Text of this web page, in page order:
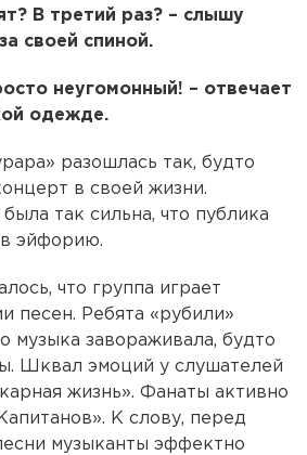
В третий раз? – слышу
своей спиной.
неугомонный! – отвечает
одежде.
разошлась так, будто
в своей жизни.
так сильна, что публика
в эйфорию.
что группа играет
песен. Ребята «рубили»
музыка завораживала, будто
Шквал эмоций у слушателей
жизнь». Фанаты активно
К слову, перед
музыканты эффектно